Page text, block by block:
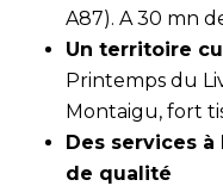
A87). A 30 mn
Un territoire
Printemps du
Montaigu, fort
Des services
de qualité